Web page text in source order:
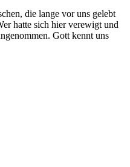
die lange vor uns gelebt
hatte sich hier verewigt und
Gott kennt uns